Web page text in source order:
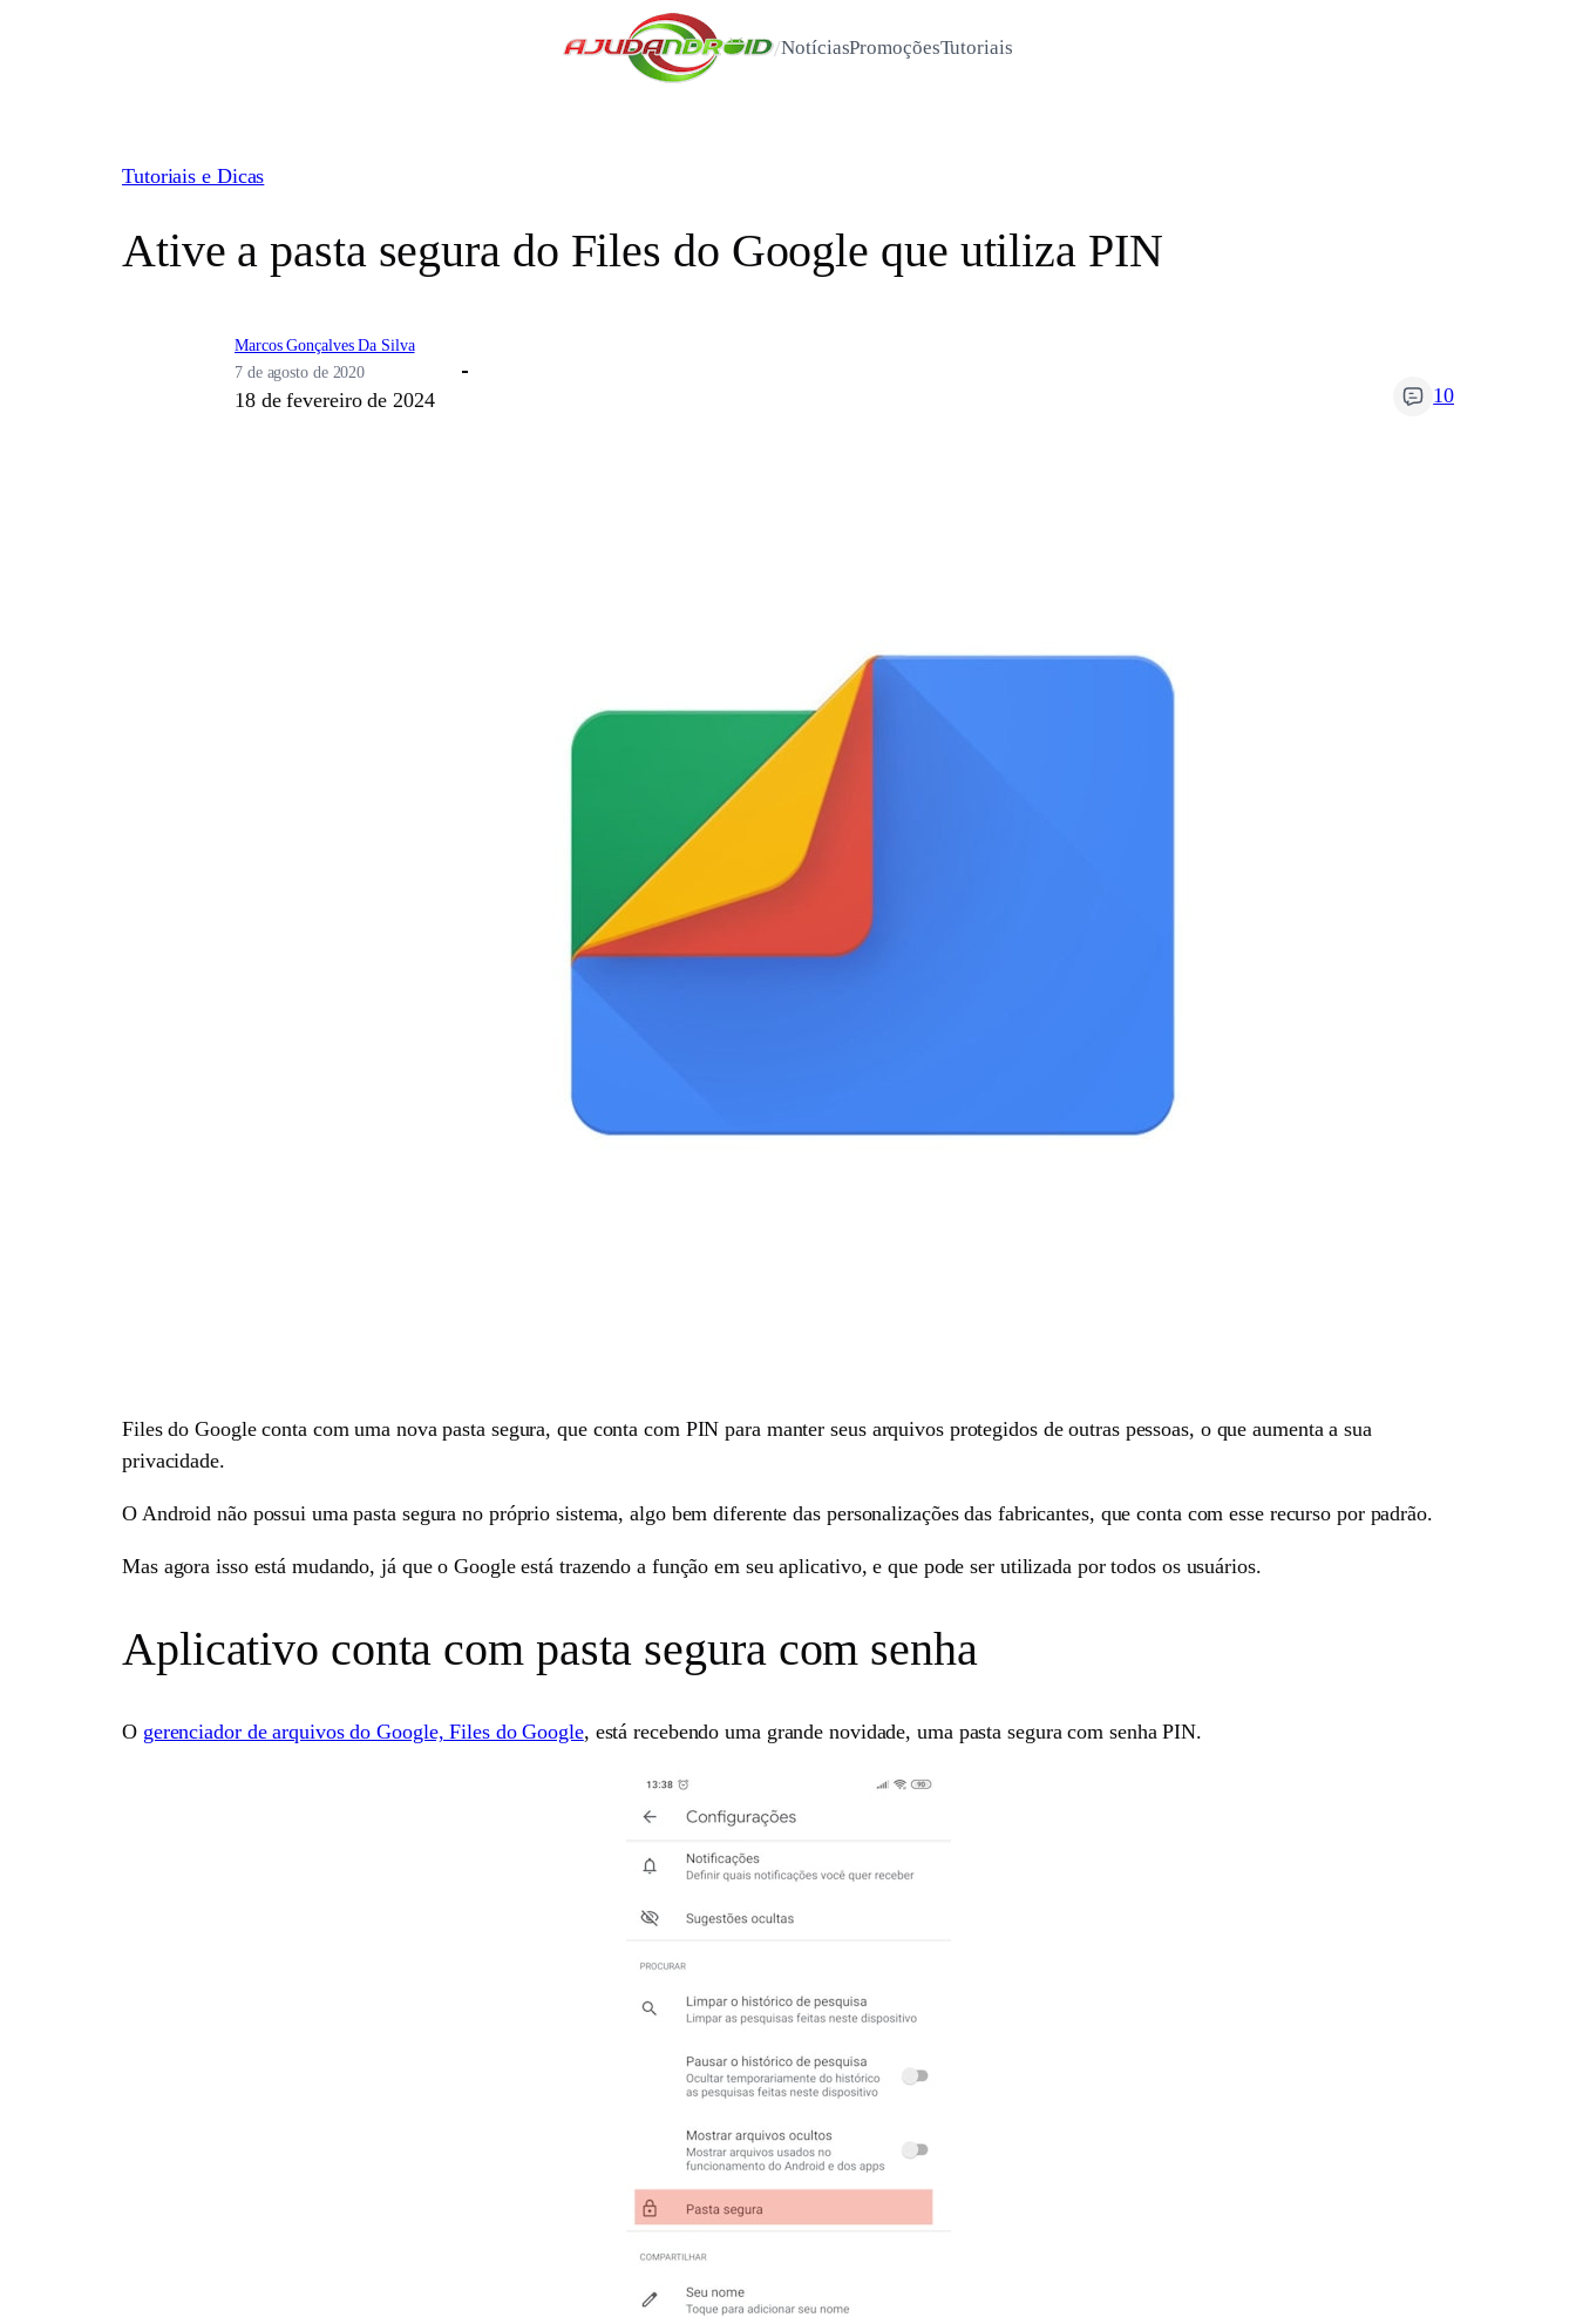
/NotíciasPromoçõesTutoriais
Tutoriais e Dicas
Ative a pasta segura do Files do Google que utiliza PIN
Marcos Gonçalves Da Silva
7 de agosto de 2020
18 de fevereiro de 2024 10
Files do Google conta com uma nova pasta segura, que conta com PIN para manter seus arquivos protegidos de outras pessoas, o que aumenta a sua
privacidade.
O Android não possui uma pasta segura no próprio sistema, algo bem diferente das personalizações das fabricantes, que conta com esse recurso por padrão.
Mas agora isso está mudando, já que o Google está trazendo a função em seu aplicativo, e que pode ser utilizada por todos os usuários.
Aplicativo conta com pasta segura com senha
O gerenciador de arquivos do Google, Files do Google, está recebendo uma grande novidade, uma pasta segura com senha PIN.